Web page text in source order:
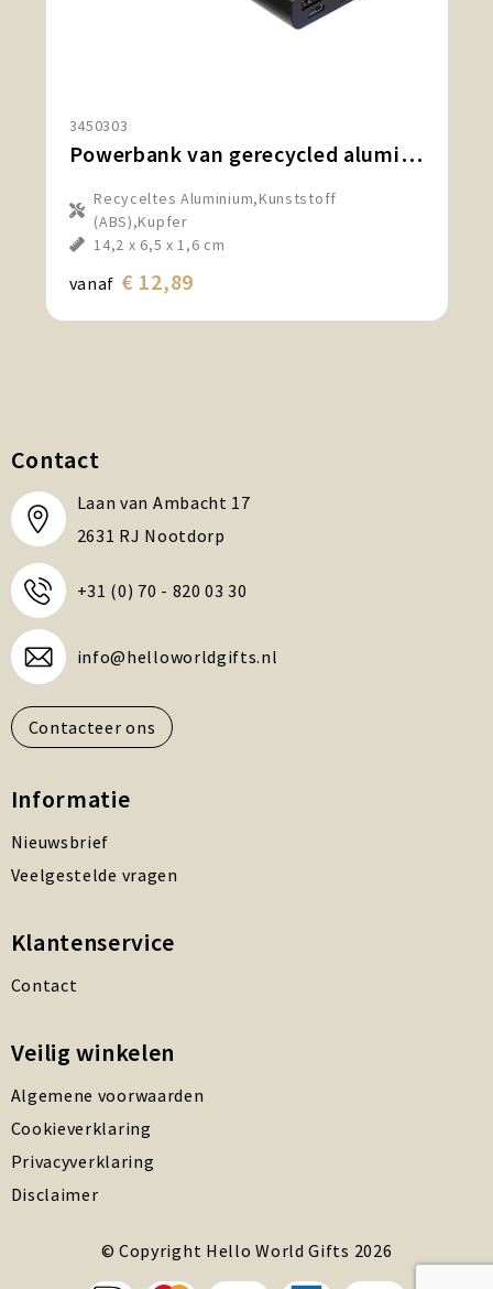
3450303
Powerbank van gerecycled aluminium van 10.000 mAh
Recyceltes Aluminium,Kunststoff
(ABS),Kupfer
14,2 x 6,5 x 1,6 cm
vanaf € 12,89
Contact
Laan van Ambacht 17
2631 RJ Nootdorp
+31 (0) 70 - 820 03 30
info@helloworldgifts.nl
Contacteer ons
Informatie
Nieuwsbrief
Veelgestelde vragen
Klantenservice
Contact
Veilig winkelen
Algemene voorwaarden
Cookieverklaring
Privacyverklaring
Disclaimer
© Copyright Hello World Gifts 2026